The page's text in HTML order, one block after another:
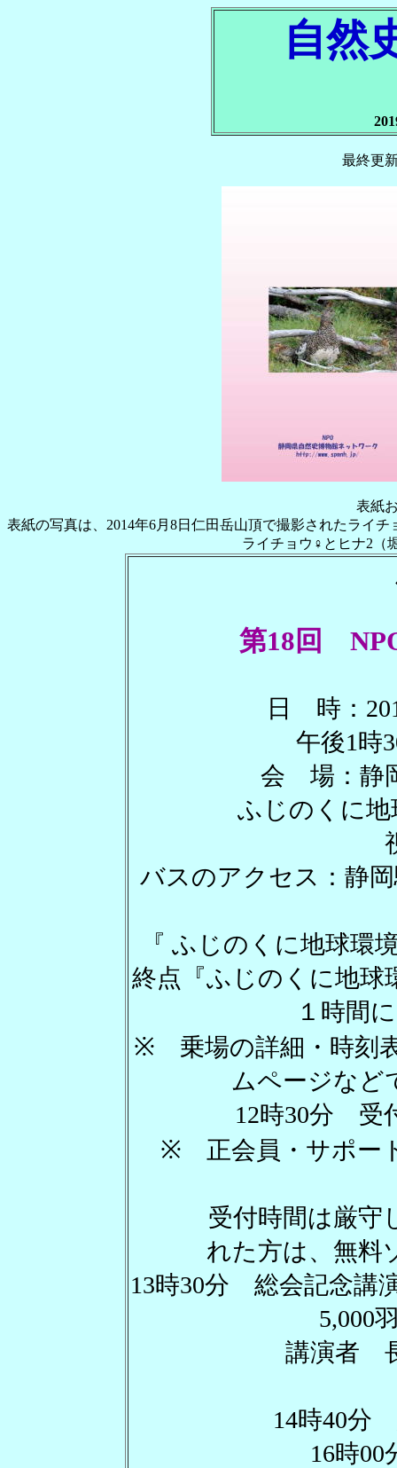
自然
最終更
表紙
表紙の写真は、2014年6月8日仁田岳山頂で撮影されたライ
ライチョウ♀とヒナ2（
第18回
日 時：
午後1時
会 場：静
ふじのくに地球
バスのアクセス：静
『 ふじのくに地球環
終点『ふじのくに地
１時間
※ 乗場の詳細・時刻
ムページなど
12時30分 受
※ 正会員・サポート
受付時間は厳守し
れた方は、無料
13時30分 総会記念講
5,000
講演者 長谷川
14時
16時